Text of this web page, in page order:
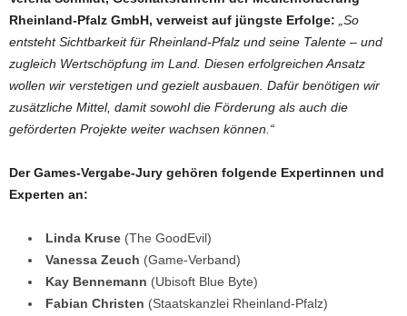
Rheinland-Pfalz GmbH, verweist auf jüngste Erfolge:
„So
entsteht Sichtbarkeit für Rheinland-Pfalz und seine Talente – und
zugleich Wertschöpfung im Land. Diesen erfolgreichen Ansatz
wollen wir verstetigen und gezielt ausbauen. Dafür benötigen wir
zusätzliche Mittel, damit sowohl die Förderung als auch die
geförderten Projekte weiter wachsen können.“
Der Games-Vergabe-Jury gehören folgende Expertinnen und
Experten an:
Linda Kruse (The GoodEvil)
Vanessa Zeuch (Game-Verband)
Kay Bennemann (Ubisoft Blue Byte)
Fabian Christen (Staatskanzlei Rheinland-Pfalz)